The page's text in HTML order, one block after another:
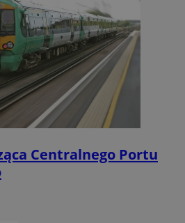
Centralnego Portu